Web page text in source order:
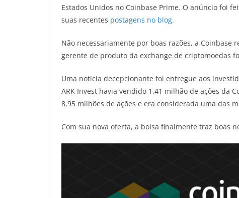
Estados Unidos no Coinbase Prime. O anúncio foi
suas recentes postagens no blog.
Não necessariamente por boas razões, a
gerente de produto da exchange de criptomoedas
Uma notícia decepcionante foi entregue aos
ARK Invest havia vendido 1,41 milhão de ações da
8,95 milhões de ações e era considerada uma das
Com sua nova oferta, a bolsa finalmente traz boas